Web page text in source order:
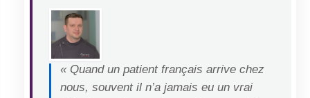
« Quand un patient français arrive chez
nous, souvent il n’a jamais eu un vrai